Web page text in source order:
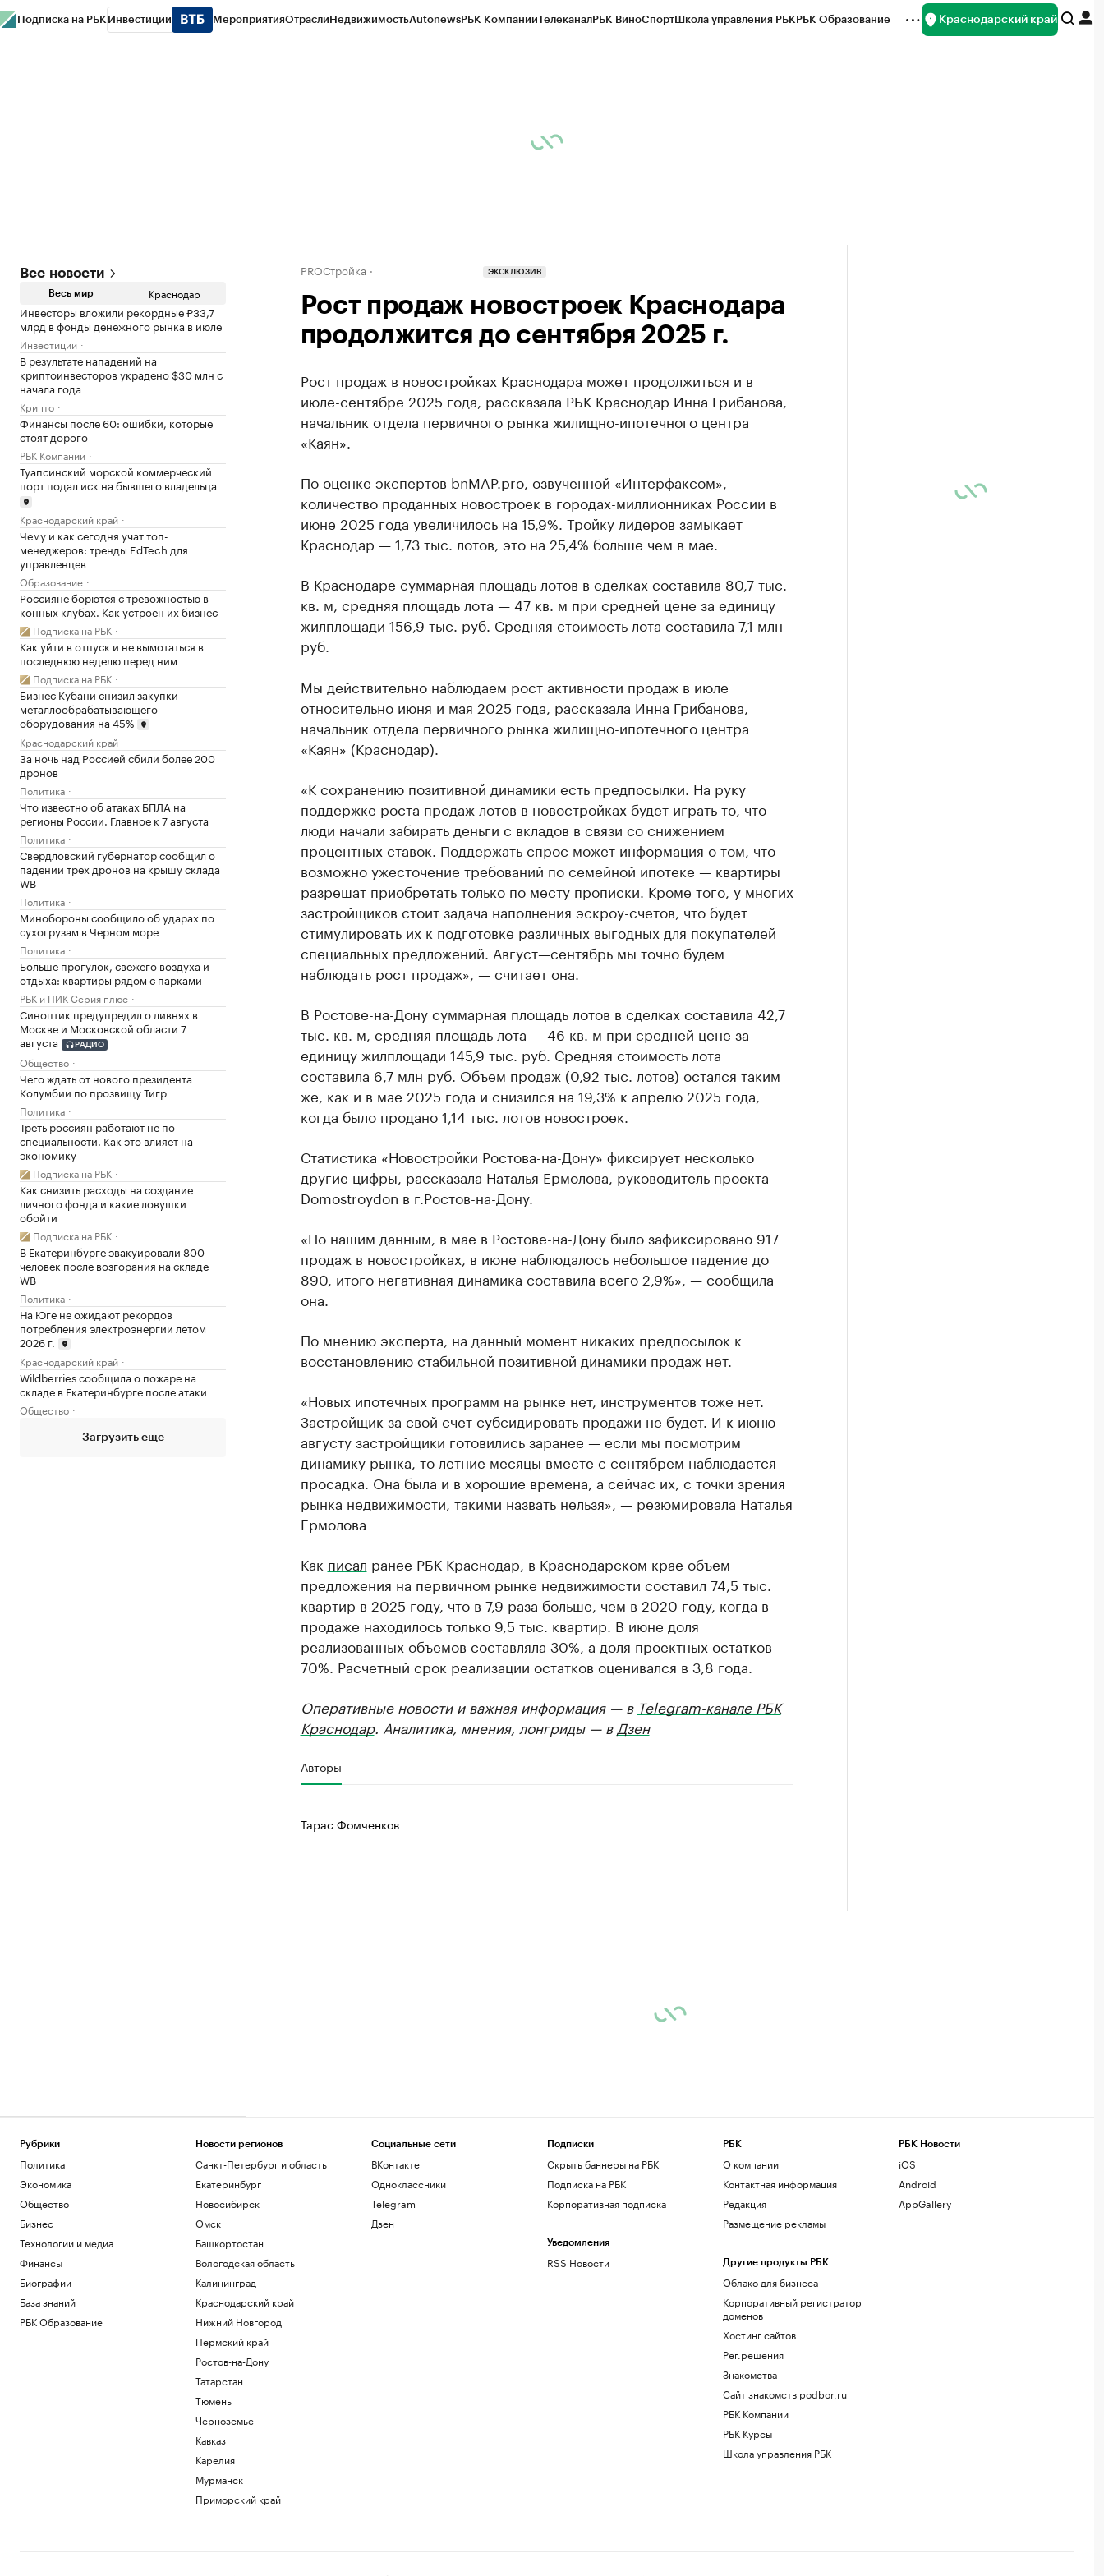
Подписка на РБК Инвестиции МероприятияОтраслиНедвижимостьAutonewsРБК КомпанииТелеканалРБК ВиноСпортШкола управления РБКРБК Образование Краснодарский край
Все новости
Весь мир Краснодар
Инвесторы вложили рекордные ₽33,7
млрд в фонды денежного рынка в июле
Инвестиции
В результате нападений на
криптоинвесторов украдено $30 млн с
начала года
Крипто
Финансы после 60: ошибки, которые
стоят дорого
РБК Компании
Туапсинский морской коммерческий
порт подал иск на бывшего владельца
Краснодарский край
Чему и как сегодня учат топ-
менеджеров: тренды EdTech для
управленцев
Образование
Россияне борются с тревожностью в
конных клубах. Как устроен их бизнес
Подписка на РБК
Как уйти в отпуск и не вымотаться в
последнюю неделю перед ним
Подписка на РБК
Бизнес Кубани снизил закупки
металлообрабатывающего
оборудования на 45%
Краснодарский край
За ночь над Россией сбили более 200
дронов
Политика
Что известно об атаках БПЛА на
регионы России. Главное к 7 августа
Политика
Свердловский губернатор сообщил о
падении трех дронов на крышу склада
WB
Политика
Минобороны сообщило об ударах по
сухогрузам в Черном море
Политика
Больше прогулок, свежего воздуха и
отдыха: квартиры рядом с парками
РБК и ПИК Серия плюс
Синоптик предупредил о ливнях в
Москве и Московской области 7
августа
РАДИО
Общество
Чего ждать от нового президента
Колумбии по прозвищу Тигр
Политика
Треть россиян работают не по
специальности. Как это влияет на
экономику
Подписка на РБК
Как снизить расходы на создание
личного фонда и какие ловушки
обойти
Подписка на РБК
В Екатеринбурге эвакуировали 800
человек после возгорания на складе
WB
Политика
На Юге не ожидают рекордов
потребления электроэнергии летом
2026 г.
Краснодарский край
Wildberries сообщила о пожаре на
складе в Екатеринбурге после атаки
Общество
Загрузить еще
PROСтройка ЭКСКЛЮЗИВ
Рост продаж новостроек Краснодара
продолжится до сентября 2025 г.
Рост продаж в новостройках Краснодара может продолжиться и в
июле-сентябре 2025 года, рассказала РБК Краснодар Инна Грибанова,
начальник отдела первичного рынка жилищно-ипотечного центра
«Каян».
По оценке экспертов bnMAP.pro, озвученной «Интерфаксом»,
количество проданных новостроек в городах-миллионниках России в
июне 2025 года увеличилосьна 15,9%. Тройку лидеров замыкает
Краснодар — 1,73 тыс. лотов, это на 25,4% больше чем в мае.
В Краснодаре суммарная площадь лотов в сделках составила 80,7 тыс.
кв. м, средняя площадь лота — 47 кв. м при средней цене за единицу
жилплощади 156,9 тыс. руб. Средняя стоимость лота составила 7,1 млн
руб.
Мы действительно наблюдаем рост активности продаж в июле
относительно июня и мая 2025 года, рассказала Инна Грибанова,
начальник отдела первичного рынка жилищно-ипотечного центра
«Каян» (Краснодар).
«К сохранению позитивной динамики есть предпосылки. На руку
поддержке роста продаж лотов в новостройках будет играть то, что
люди начали забирать деньги с вкладов в связи со снижением
процентных ставок. Поддержать спрос может информация о том, что
возможно ужесточение требований по семейной ипотеке — квартиры
разрешат приобретать только по месту прописки. Кроме того, у многих
застройщиков стоит задача наполнения эскроу-счетов, что будет
стимулировать их к подготовке различных выгодных для покупателей
специальных предложений. Август—сентябрь мы точно будем
наблюдать рост продаж», — считает она.
В Ростове-на-Дону суммарная площадь лотов в сделках составила 42,7
тыс. кв. м, средняя площадь лота — 46 кв. м при средней цене за
единицу жилплощади 145,9 тыс. руб. Средняя стоимость лота
составила 6,7 млн руб. Объем продаж (0,92 тыс. лотов) остался таким
же, как и в мае 2025 года и снизился на 19,3% к апрелю 2025 года,
когда было продано 1,14 тыс. лотов новостроек.
Статистика «Новостройки Ростова-на-Дону» фиксирует несколько
другие цифры, рассказала Наталья Ермолова, руководитель проекта
Domostroydon в г.Ростов-на-Дону.
«По нашим данным, в мае в Ростове-на-Дону было зафиксировано 917
продаж в новостройках, в июне наблюдалось небольшое падение до
890, итого негативная динамика составила всего 2,9%», — сообщила
она.
По мнению эксперта, на данный момент никаких предпосылок к
восстановлению стабильной позитивной динамики продаж нет.
«Новых ипотечных программ на рынке нет, инструментов тоже нет.
Застройщик за свой счет субсидировать продажи не будет. И к июню-
августу застройщики готовились заранее — если мы посмотрим
динамику рынка, то летние месяцы вместе с сентябрем наблюдается
просадка. Она была и в хорошие времена, а сейчас их, с точки зрения
рынка недвижимости, такими назвать нельзя», — резюмировала Наталья
Ермолова
Как писал ранее РБК Краснодар, в Краснодарском крае объем
предложения на первичном рынке недвижимости составил 74,5 тыс.
квартир в 2025 году, что в 7,9 раза больше, чем в 2020 году, когда в
продаже находилось только 9,5 тыс. квартир. В июне доля
реализованных объемов составляла 30%, а доля проектных остатков —
70%. Расчетный срок реализации остатков оценивался в 3,8 года.
Оперативные новости и важная информация — в Telegram-канале РБК
Краснодар. Аналитика, мнения, лонгриды — в Дзен
Авторы
Тарас Фомченков
Рубрики
Политика
Экономика
Общество
Бизнес
Технологии и медиа
Финансы
Биографии
База знаний
РБК Образование
Новости регионов
Санкт-Петербург и область
Екатеринбург
Новосибирск
Омск
Башкортостан
Вологодская область
Калининград
Краснодарский край
Нижний Новгород
Пермский край
Ростов-на-Дону
Татарстан
Тюмень
Черноземье
Кавказ
Карелия
Мурманск
Приморский край
Социальные сети
ВКонтакте
Одноклассники
Telegram
Дзен
Подписки
Скрыть баннеры на РБК
Подписка на РБК
Корпоративная подписка
Уведомления
RSS Новости
РБК
О компании
Контактная информация
Редакция
Размещение рекламы
Другие продукты РБК
Облако для бизнеса
Корпоративный регистратор
доменов
Хостинг сайтов
Рег.решения
Знакомства
Сайт знакомств podbor.ru
РБК Компании
РБК Курсы
Школа управления РБК
РБК Новости
iOS
Android
AppGallery